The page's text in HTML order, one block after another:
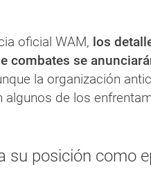
oficial WAM, los
combates se
la organización
algunos de los
su posición como